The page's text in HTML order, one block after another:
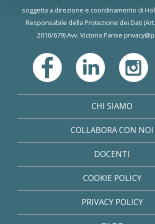
soggetta a direzione e coordinamento di
Responsabile della Protezione dei Dati (Art.
2016/679) Avv. Victoria Parise
CHI SIAMO
COLLABORA CON NOI
DOCENTI
COOKIE POLICY
PRIVACY POLICY